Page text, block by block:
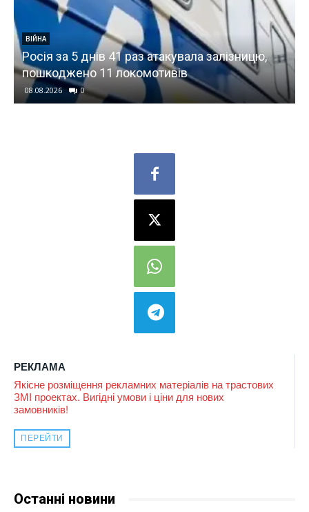
РЕКЛАМА
Якісне розміщення рекламних матеріалів на трастових
ЗМІ проектах. Вигідні умови і ціни для нових
замовників!
ПЕРЕЙТИ
Останні новини
ВІЙНА
Росія за 5 днів 41 раз атакувала залізницю,
пошкоджено 11 локомотивів
08.08.2026 0